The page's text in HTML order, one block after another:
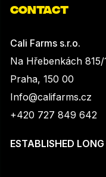
CONTACT
Cali Farms s.r.o.
Na Hřebenkách 815/
Praha, 150 00
Info@califarms.cz
+420 727 849 642
ESTABLISHED